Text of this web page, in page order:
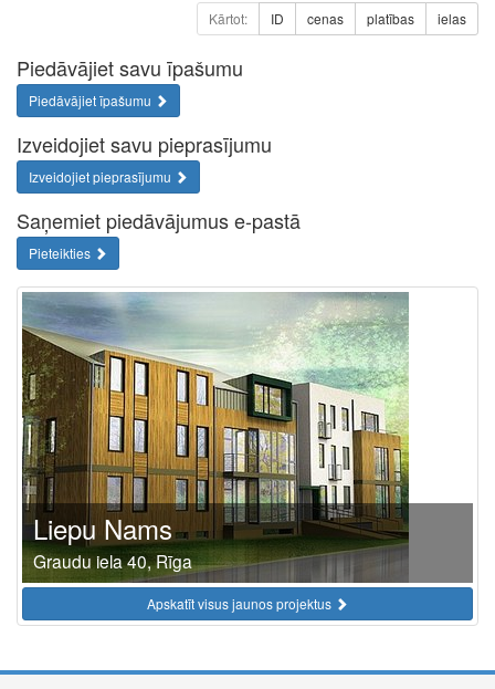
Kārtot: ID cenas platības ielas
Piedāvājiet savu īpašumu
Piedāvājiet īpašumu
Izveidojiet savu pieprasījumu
Izveidojiet pieprasījumu
Saņemiet piedāvājumus e-pastā
Pieteikties
Liepu Nams
Graudu iela 40, Rīga
Apskatīt visus jaunos projektus